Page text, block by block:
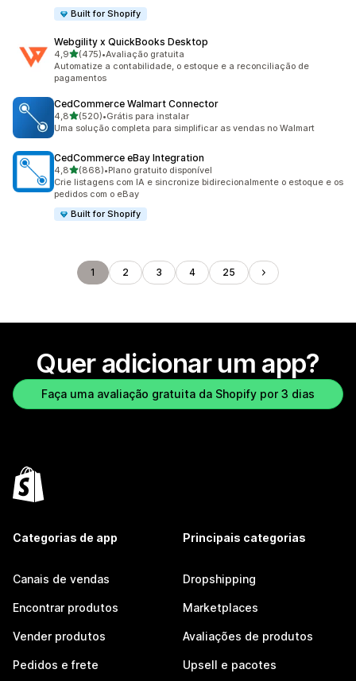
Built for Shopify
Webgility x QuickBooks Desktop
4,9de 5 estrelas
(475)
475 avaliações ao todo
•Avaliação gratuita
Automatize a contabilidade, o estoque e a reconciliação de
pagamentos
CedCommerce Walmart Connector
4,8de 5 estrelas
(520)
520 avaliações ao todo
•Grátis para instalar
Uma solução completa para simplificar as vendas no Walmart
CedCommerce eBay Integration
4,8de 5 estrelas
(868)
868 avaliações ao todo
•Plano gratuito disponível
Crie listagens com IA e sincronize bidirecionalmente o estoque e os
pedidos com o eBay
Built for Shopify
1 2 3 4 25
Quer adicionar um app?
Faça uma avaliação gratuita da Shopify por 3 dias
Categorias de app
Canais de vendas
Encontrar produtos
Vender produtos
Pedidos e frete
Principais categorias
Dropshipping
Marketplaces
Avaliações de produtos
Upsell e pacotes